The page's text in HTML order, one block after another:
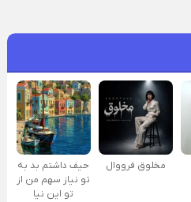
مخلوق فرووال
حیف داشتم بد به
تو نیاز سهم من از
تو این نیا